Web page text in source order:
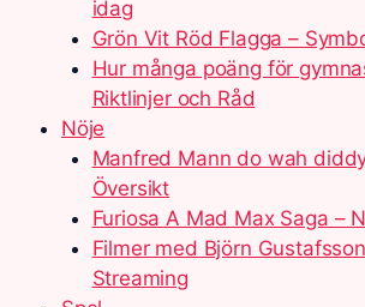
idag
Grön Vit Röd Flagga –
Hur många poäng för
Riktlinjer och Råd
Nöje
Manfred Mann do wah
Översikt
Furiosa A Mad Max Saga –
Filmer med Björn
Streaming